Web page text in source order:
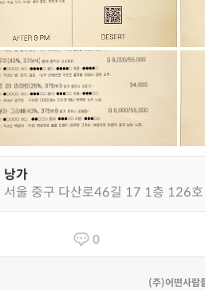
낭가
서울 중구 다산로46길 17 1층 126호
0
(주)어떤사람